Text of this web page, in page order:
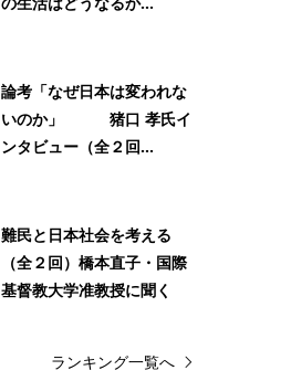
論考「なぜ日本は変われな
いのか」 猪口 孝氏イ
ンタビュー（全２回...
難民と日本社会を考える
（全２回）橋本直子・国際
基督教大学准教授に聞く
ランキング一覧へ